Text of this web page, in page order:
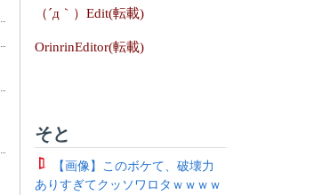
（´д｀）Edit(転載)
OrinrinEditor(転載)
そと
【画像】このボケて、破壊力
ありすぎてクッソワロタｗｗｗｗ